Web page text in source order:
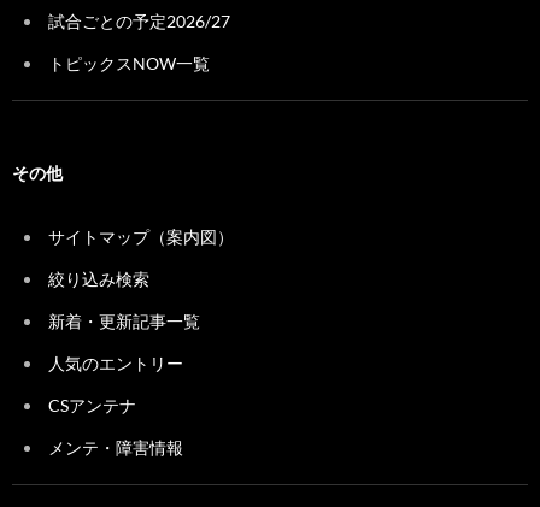
試合ごとの予定2026/27
トピックスNOW一覧
その他
サイトマップ（案内図）
絞り込み検索
新着・更新記事一覧
人気のエントリー
CSアンテナ
メンテ・障害情報